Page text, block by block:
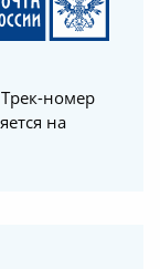
номер
на